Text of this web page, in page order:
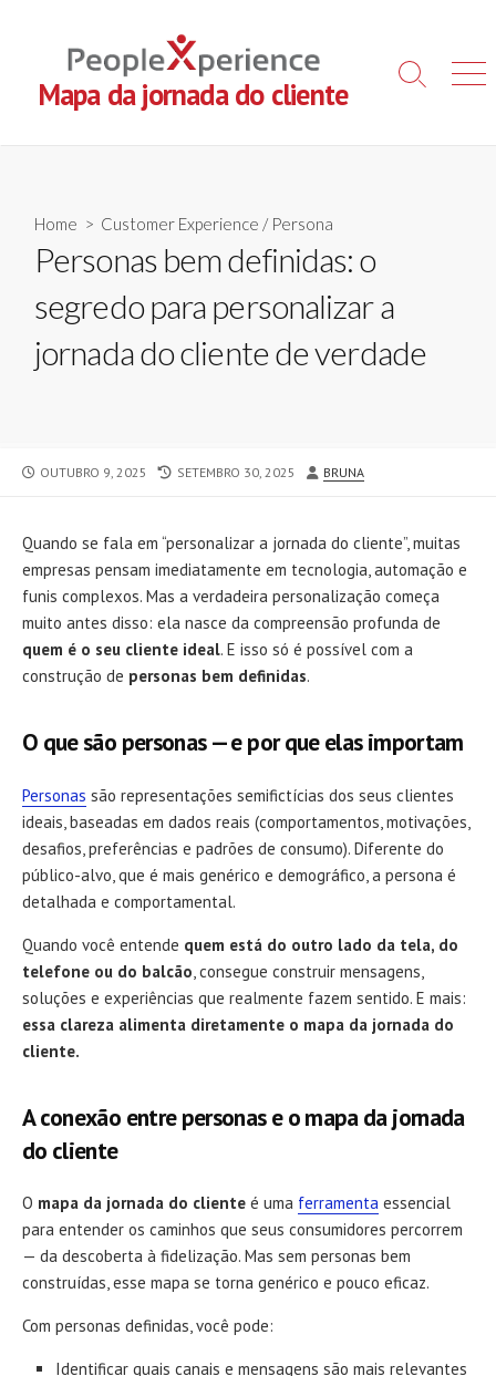
content
Mapa da jornada do cliente
Search
Home > Customer Experience / Persona
Personas bem definidas: o
segredo para personalizar a
jornada do cliente de verdade
PUBLISHED
OUTUBRO 9, 2025
LAST
SETEMBRO 30, 2025 AUTHOR
BRUNA
Quando se fala em “personalizar a jornada do cliente”, muitas
empresas pensam imediatamente em tecnologia, automação e
funis complexos. Mas a verdadeira personalização começa
muito antes disso: ela nasce da compreensão profunda de
quem é o seu cliente ideal. E isso só é possível com a
construção de personas bem definidas.
O que são personas — e por que elas importam
Personas são representações semifictícias dos seus clientes
ideais, baseadas em dados reais (comportamentos, motivações,
desafios, preferências e padrões de consumo). Diferente do
público-alvo, que é mais genérico e demográfico, a persona é
detalhada e comportamental.
Quando você entende quem está do outro lado da tela, do
telefone ou do balcão , consegue construir mensagens,
soluções e experiências que realmente fazem sentido. E mais:
essa clareza alimenta diretamente o mapa da jornada do
cliente.
A conexão entre personas e o mapa da jornada
do cliente
O mapa da jornada do cliente é uma ferramenta essencial
para entender os caminhos que seus consumidores percorrem
— da descoberta à fidelização. Mas sem personas bem
construídas, esse mapa se torna genérico e pouco eficaz.
Com personas definidas, você pode:
Identificar quais canais e mensagens são mais relevantes